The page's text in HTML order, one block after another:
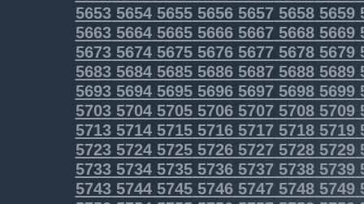
5653565456555656565756585659
5663566456655666566756685669
5673567456755676567756785679
5683568456855686568756885689
5693569456955696569756985699
5703570457055706570757085709
5713571457155716571757185719
5723572457255726572757285729
5733573457355736573757385739
5743574457455746574757485749